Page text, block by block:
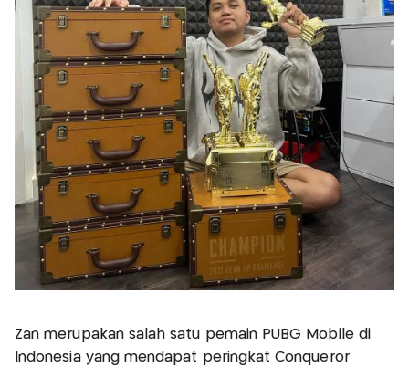
Zan merupakan salah satu pemain PUBG Mobile di
Indonesia yang mendapat peringkat Conqueror